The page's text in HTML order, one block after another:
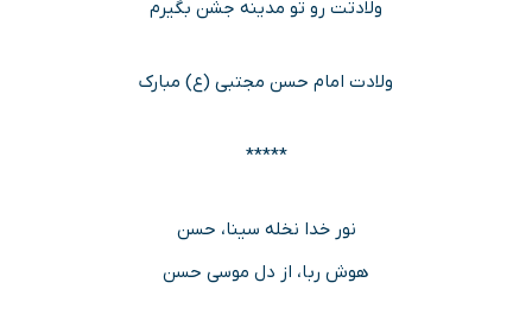
ولادتت رو تو مدینه جشن بگیرم
ولادت امام حسن مجتبی (ع) مبارک
*****
نور خدا نخله سینا، حسن
هوش ربا، از دل موسی حسن